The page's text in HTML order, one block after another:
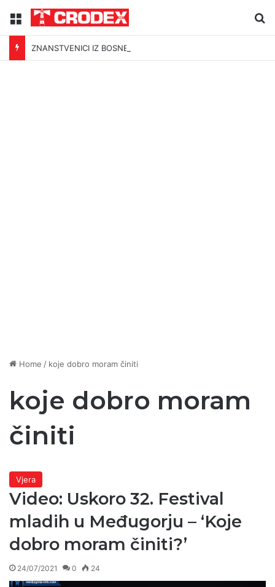
Menu
ZNANSTVENICI IZ BOSNE OTKRILI NACIZAM U – BOSNI!
Home / koje dobro moram činiti
koje dobro moram
činiti
Vjera
Video: Uskoro 32. Festival
mladih u Međugorju – ‘Koje
dobro moram činiti?’
24/07/2021 0 24